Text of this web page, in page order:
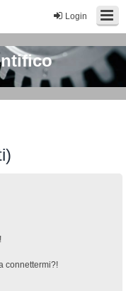
Login
connettermi?!